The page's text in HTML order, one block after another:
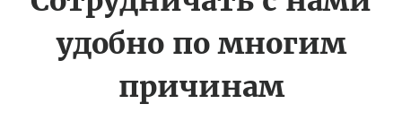
удобно по многим
причинам